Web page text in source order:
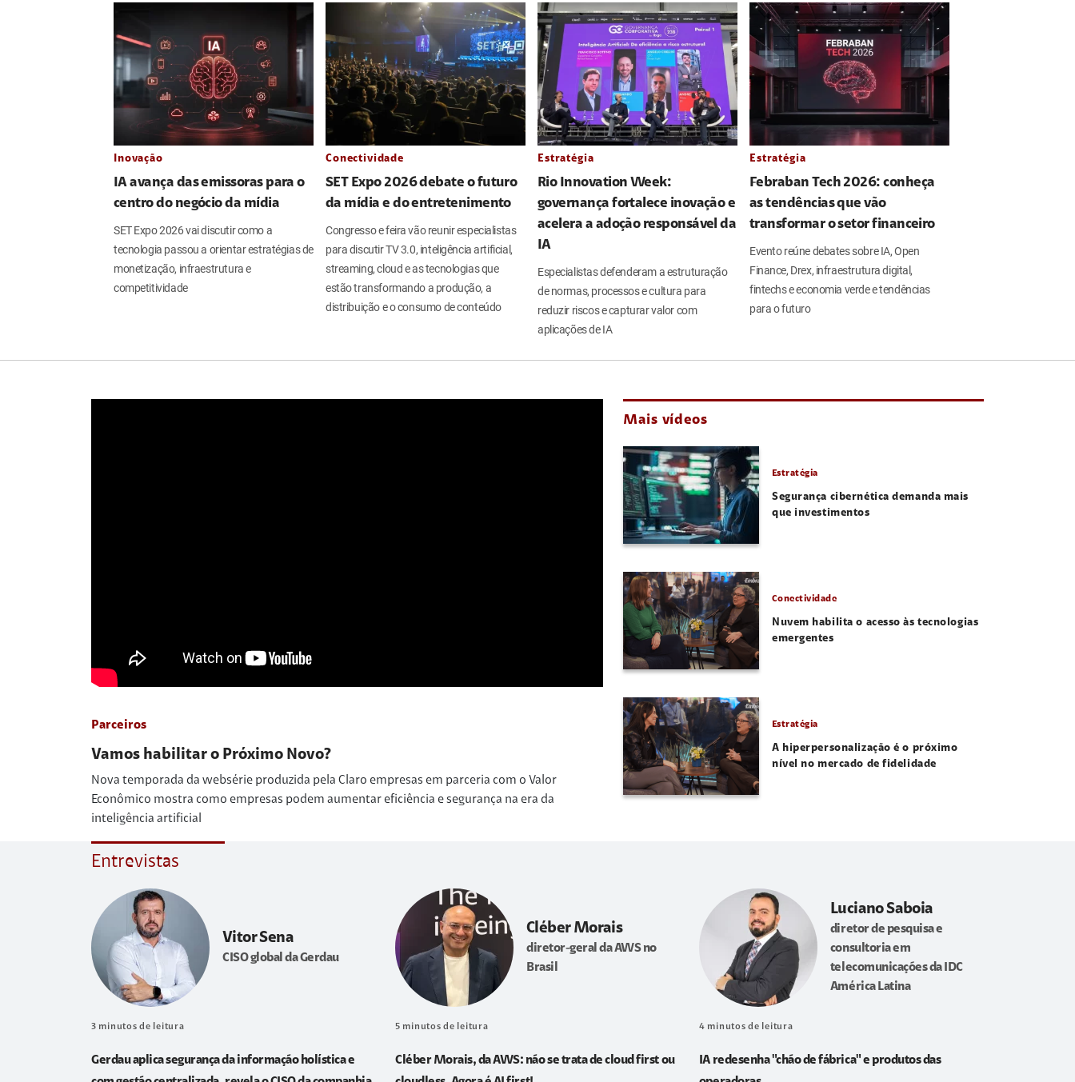
Inovação
IA avança das emissoras para o
centro do negócio da mídia
SET Expo 2026 vai discutir como a
tecnologia passou a orientar estratégias de
monetização, infraestrutura e
competitividade
Conectividade
SET Expo 2026 debate o futuro
da mídia e do entretenimento
Congresso e feira vão reunir especialistas
para discutir TV 3.0, inteligência artificial,
streaming, cloud e as tecnologias que
estão transformando a produção, a
distribuição e o consumo de conteúdo
Estratégia
Rio Innovation Week:
governança fortalece inovação e
acelera a adoção responsável da
IA
Especialistas defenderam a estruturação
de normas, processos e cultura para
reduzir riscos e capturar valor com
aplicações de IA
Estratégia
Febraban Tech 2026: conheça
as tendências que vão
transformar o setor financeiro
Evento reúne debates sobre IA, Open
Finance, Drex, infraestrutura digital,
fintechs e economia verde e tendências
para o futuro
Parceiros
Vamos habilitar o Próximo Novo?
Nova temporada da websérie produzida pela Claro empresas em parceria com o Valor
Econômico mostra como empresas podem aumentar eficiência e segurança na era da
inteligência artificial
Mais vídeos
Estratégia
Segurança cibernética demanda mais
que investimentos
Conectividade
Nuvem habilita o acesso às tecnologias
emergentes
Estratégia
A hiperpersonalização é o próximo
nível no mercado de fidelidade
Entrevistas
Vitor Sena
CISO global da Gerdau
3 minutos de leitura
Gerdau aplica segurança da informação holística e
Cléber Morais
diretor-geral da AWS no
Brasil
5 minutos de leitura
Cléber Morais, da AWS: não se trata de cloud first ou
Luciano Saboia
diretor de pesquisa e
consultoria em
telecomunicações da IDC
América Latina
4 minutos de leitura
IA redesenha "chão de fábrica" e produtos das